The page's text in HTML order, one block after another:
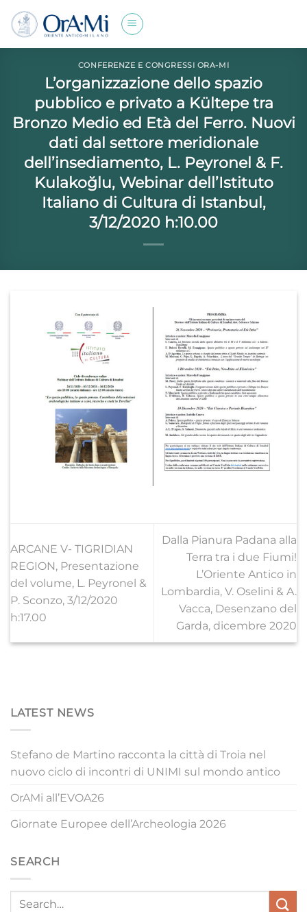
Salta
contenuti
CONFERENZE E CONGRESSI ORA-MI
L’organizzazione dello spazio
pubblico e privato a Kültepe tra
Bronzo Medio ed Età del Ferro. Nuovi
dati dal settore meridionale
dell’insediamento, L. Peyronel & F.
Kulakoğlu, Webinar dell’Istituto
Italiano di Cultura di Istanbul,
3/12/2020 h:10.00
ARCANE V- TIGRIDIAN
REGION, Presentazione
del volume, L. Peyronel &
P. Sconzo, 3/12/2020
h:17.00
Dalla Pianura Padana alla
Terra tra i due Fiumi!
L’Oriente Antico in
Lombardia, V. Oselini & A.
Vacca, Desenzano del
Garda, dicembre 2020
LATEST NEWS
Stefano de Martino racconta la città di Troia nel
nuovo ciclo di incontri di UNIMI sul mondo antico
OrAMi all’EVOA26
Giornate Europee dell’Archeologia 2026
SEARCH